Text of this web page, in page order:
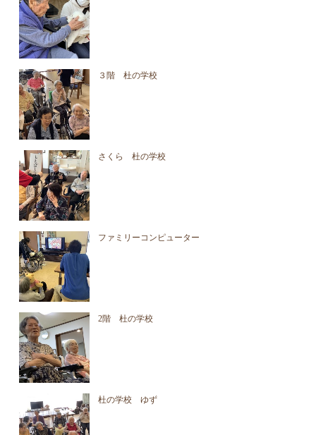
３階 杜の学校
さくら 杜の学校
ファミリーコンピューター
2階 杜の学校
杜の学校 ゆず